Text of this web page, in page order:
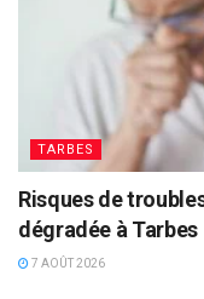
TARBES
Risques de
dégradée à Tarbes
7 AOÛT 2026